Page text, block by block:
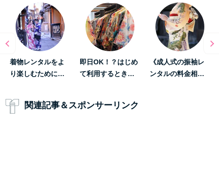
着物レンタルをよ
り楽しむために…
即日OK！？はじめ
て利用するとき…
《成人式の振袖レ
ンタルの料金相…
関連記事＆スポンサーリンク